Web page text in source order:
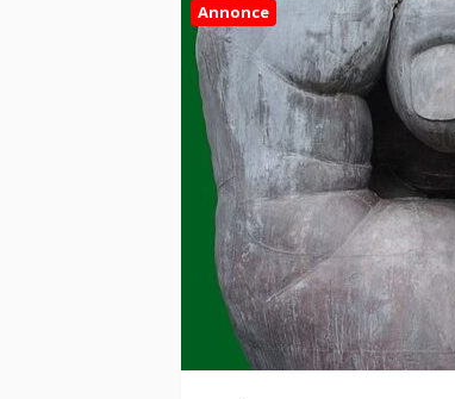
Annonce